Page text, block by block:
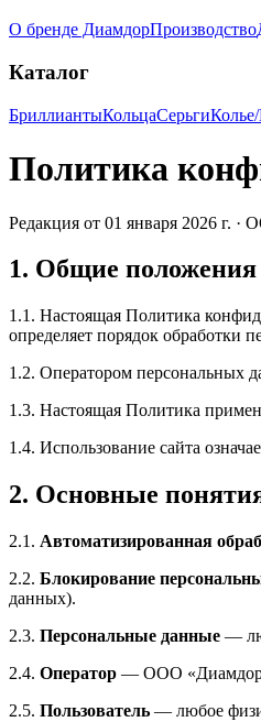
О бренде ДиамдорПроизводство
Каталог
БриллиантыКольцаСерьги
Политика
Редакция от 01 января 2026 г.
1. Общие положения
1.1. Настоящая Политика
определяет порядок обработки
1.2. Оператором персональных
1.3. Настоящая Политика
1.4. Использование сайта
2. Основные
2.1. Автоматизированная
2.2. Блокирование
данных).
2.3. Персональные данные —
2.4. Оператор — ООО «Диамдор»,
2.5. Пользователь — любое